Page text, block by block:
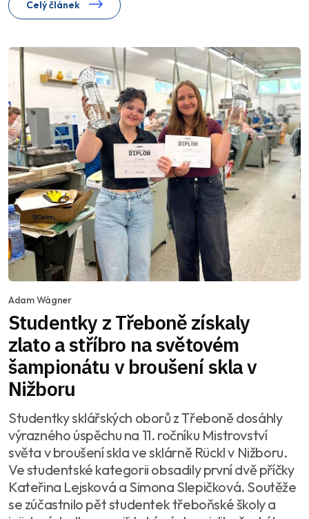
Celý článek
Adam Wágner
Studentky z Třeboně získaly
zlato a stříbro na světovém
šampionátu v broušení skla v
Nižboru
Studentky sklářských oborů z Třeboně dosáhly
výrazného úspěchu na 11. ročníku Mistrovství
světa v broušení skla ve sklárně Rückl v Nižboru.
Ve studentské kategorii obsadily první dvě příčky
Kateřina Lejsková a Simona Slepičková. Soutěže
se zúčastnilo pět studentek třeboňské školy a